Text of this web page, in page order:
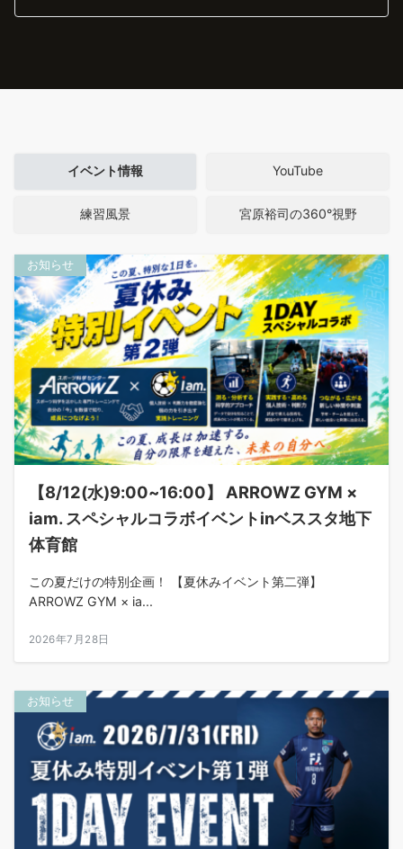
イベント情報 YouTube
練習風景 宮原裕司の360°視野
お知らせ
【8/12(水)9:00~16:00】 ARROWZ GYM ×
iam. スペシャルコラボイベントinベススタ地下
体育館
この夏だけの特別企画！ 【夏休みイベント第二弾】
ARROWZ GYM × ia...
2026年7月28日
お知らせ